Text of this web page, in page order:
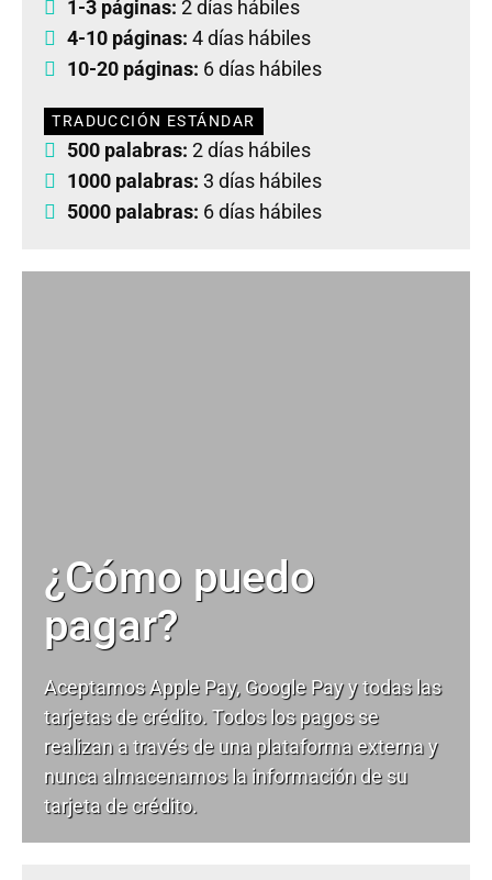
1-3 páginas: 2 días hábiles
4-10 páginas: 4 días hábiles
10-20 páginas: 6 días hábiles
TRADUCCIÓN ESTÁNDAR
500 palabras: 2 días hábiles
1000 palabras: 3 días hábiles
5000 palabras: 6 días hábiles
¿Cómo puedo
pagar?
Aceptamos Apple Pay, Google Pay y todas las
tarjetas de crédito. Todos los pagos se
realizan a través de una plataforma externa y
nunca almacenamos la información de su
tarjeta de crédito.